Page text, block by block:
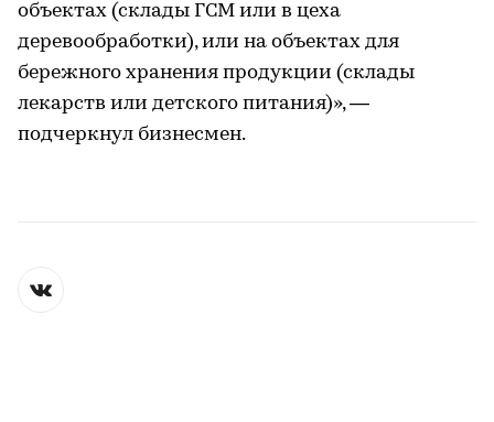
объектах (склады ГСМ или в цеха
деревообработки), или на объектах для
бережного хранения продукции (склады
лекарств или детского питания)», —
подчеркнул бизнесмен.